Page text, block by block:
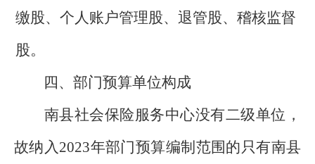
缴股、个人账户管理股、退管股、稽核监督
股。
四、部门预算单位构成
南县社会保险服务中心没有二级单位，
故纳入2023年部门预算编制范围的只有南县